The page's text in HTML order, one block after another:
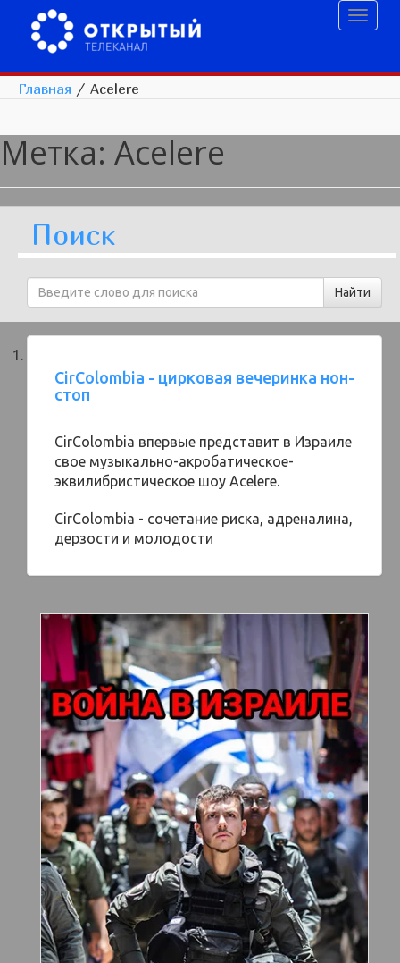
Главная / Acelere
Метка: Acelere
Поиск
CirColombia - цирковая вечеринка нон-
стоп
CirColombia впервые представит в Израиле
свое музыкально-акробатическое-
эквилибристическое шоу Acelere.
CirColombia - сочетание риска, адреналина,
дерзости и молодости